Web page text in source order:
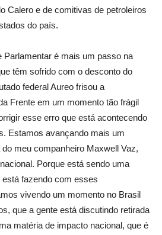
Calero e de comitivas de petroleiros
do país.
Parlamentar é mais um passo na
têm sofrido com o desconto do
federal Aureo frisou a
Frente em um momento tão frágil
esse erro que está acontecendo
Estamos avançando mais um
meu companheiro Maxwell Vaz,
Porque está sendo uma
fazendo com esses
vivendo um momento no Brasil
que a gente está discutindo retirada
matéria de impacto nacional, que é